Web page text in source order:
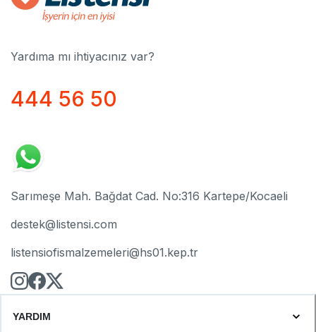
Yardıma mı ihtiyacınız var?
444 56 50
Sarımeşe Mah. Bağdat Cad. No:316 Kartepe/Kocaeli
destek@listensi.com
listensiofismalzemeleri@hs01.kep.tr
YARDIM